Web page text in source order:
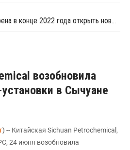
Indorama Ventures намерена в конце 2022 года открыть новый завод ПЭТ в Индии
возобновила
в Сычуане
) -- Китайская Sichuan Petrochemical,
24 июня возобновила